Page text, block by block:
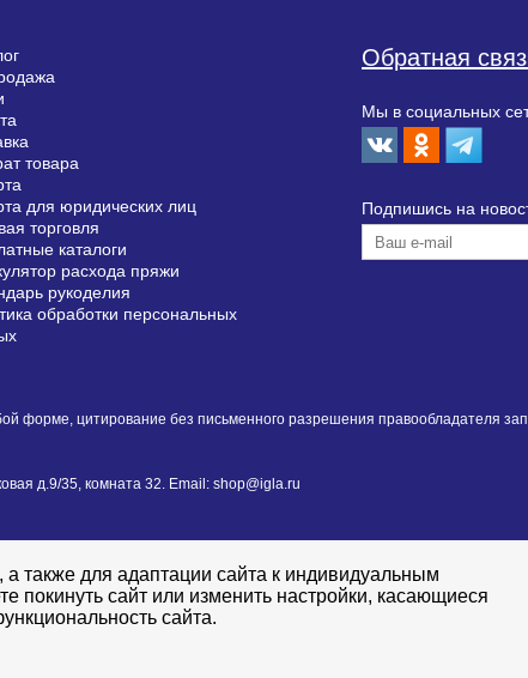
товара
для юридических лиц
торговля
каталоги
расхода пряжи
рукоделия
обработки персональных
Обратная
Мы в социальных
Подпишиcь на
форме, цитирование без письменного разрешения правообладателя
д.9/35, комната 32. Email: shop@igla.ru
также для адаптации сайта к индивидуальным
покинуть сайт или изменить настройки, касающиеся
сайта.